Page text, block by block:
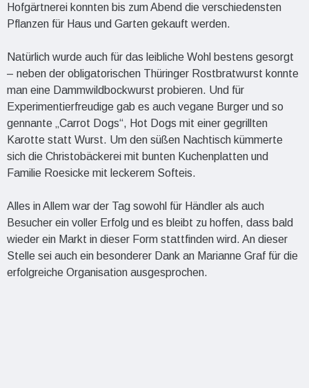
Hofgärtnerei konnten bis zum Abend die verschiedensten
Pflanzen für Haus und Garten gekauft werden.
Natürlich wurde auch für das leibliche Wohl bestens gesorgt
– neben der obligatorischen Thüringer Rostbratwurst konnte
man eine Dammwildbockwurst probieren. Und für
Experimentierfreudige gab es auch vegane Burger und so
gennante „Carrot Dogs“, Hot Dogs mit einer gegrillten
Karotte statt Wurst. Um den süßen Nachtisch kümmerte
sich die Christobäckerei mit bunten Kuchenplatten und
Familie Roesicke mit leckerem Softeis.
Alles in Allem war der Tag sowohl für Händler als auch
Besucher ein voller Erfolg und es bleibt zu hoffen, dass bald
wieder ein Markt in dieser Form stattfinden wird. An dieser
Stelle sei auch ein besonderer Dank an Marianne Graf für die
erfolgreiche Organisation ausgesprochen.